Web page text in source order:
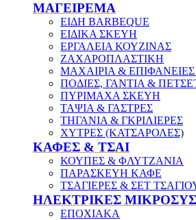
ΜΑΓΕΙΡΕΜΑ
ΕΙΔΗ BARBEQUE
ΕΙΔΙΚΑ ΣΚΕΥΗ
ΕΡΓΑΛΕΙΑ ΚΟΥΖΙΝΑΣ
ΖΑΧΑΡΟΠΛΑΣΤΙΚΗ
ΜΑΧΑΙΡΙΑ &
ΠΟΔΙΕΣ, ΓΑΝΤΙΑ &
ΠΥΡΙΜΑΧΑ ΣΚΕΥΗ
ΤΑΨΙΑ & ΓΑΣΤΡΕΣ
ΤΗΓΑΝΙΑ & ΓΚΡΙΛΙΕΡΕΣ
ΧΥΤΡΕΣ (ΚΑΤΣΑΡΟΛΕΣ)
ΚΑΦΕΣ & ΤΣΑΙ
ΚΟΥΠΕΣ & ΦΛΥΤΖΑΝΙΑ
ΠΑΡΑΣΚΕΥΗ ΚΑΦΕ
ΤΣΑΓΙΕΡΕΣ & ΣΕΤ
ΗΛΕΚΤΡΙΚΕΣ
ΕΠΟΧΙΑΚΑ